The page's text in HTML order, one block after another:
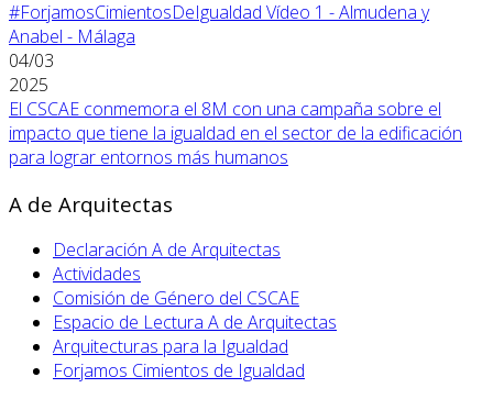
#ForjamosCimientosDeIgualdad Vídeo 1 - Almudena y
Anabel - Málaga
04/03
2025
El CSCAE conmemora el 8M con una campaña sobre el
impacto que tiene la igualdad en el sector de la edificación
para lograr entornos más humanos
A de Arquitectas
Declaración A de Arquitectas
Actividades
Comisión de Género del CSCAE
Espacio de Lectura A de Arquitectas
Arquitecturas para la Igualdad
Forjamos Cimientos de Igualdad